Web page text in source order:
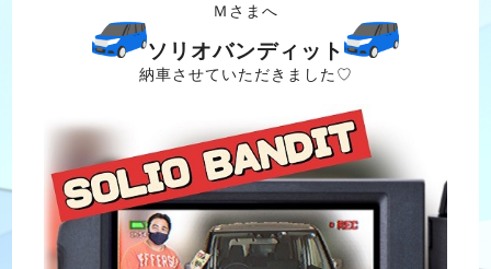
Ｍさまへ
ソリオバンディット
納車させていただきました♡